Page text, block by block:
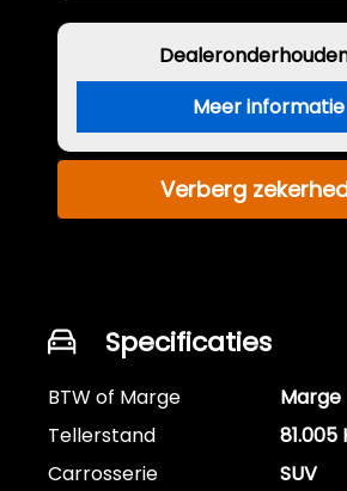
Meer informatie
Verberg
Specificaties
BTW of Marge
Marge
Tellerstand
81.005
Carrosserie
SUV